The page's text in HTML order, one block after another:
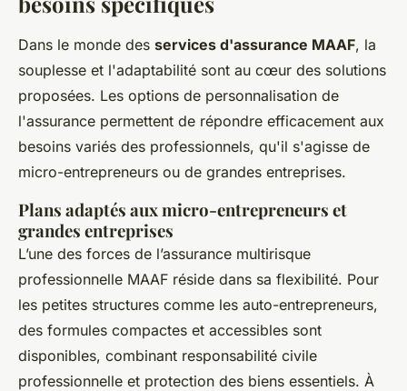
Dans le monde des services d'assurance MAAF, la
souplesse et l'adaptabilité sont au cœur des solutions
proposées. Les options de personnalisation de
l'assurance permettent de répondre efficacement aux
besoins variés des professionnels, qu'il s'agisse de
micro-entrepreneurs ou de grandes entreprises.
Plans adaptés aux micro-entrepreneurs et
grandes entreprises
L’une des forces de l’assurance multirisque
professionnelle MAAF réside dans sa flexibilité. Pour
les petites structures comme les auto-entrepreneurs,
des formules compactes et accessibles sont
disponibles, combinant responsabilité civile
professionnelle et protection des biens essentiels. À